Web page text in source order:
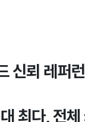
신뢰 레퍼
최다, 전체